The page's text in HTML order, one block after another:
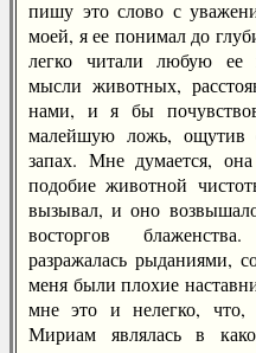
пишу это слово с
моей, я ее понимал до
легко читали любую ее
мысли животных,
нами, и я бы
малейшую ложь, ощутив
запах. Мне думается,
подобие животной
вызывал, и оно
восторгов
разражалась рыданиями,
меня были плохие
мне это и нелегко,
Мириам являлась в